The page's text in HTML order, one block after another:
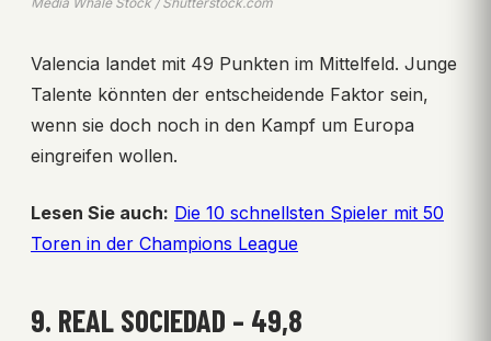
Valencia landet mit 49 Punkten im Mittelfeld. Junge
Talente könnten der entscheidende Faktor sein,
wenn sie doch noch in den Kampf um Europa
eingreifen wollen.
Lesen Sie auch: Die 10 schnellsten Spieler mit 50
Toren in der Champions League
9. REAL SOCIEDAD – 49,8